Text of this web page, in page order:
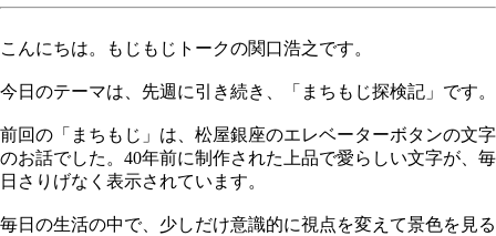
こんにちは。もじもじトークの関口浩之です。
今日のテーマは、先週に引き続き、「まちもじ探検記」です。
前回の「まちもじ」は、松屋銀座のエレベーターボタンの文字
のお話でした。40年前に制作された上品で愛らしい文字が、毎
日さりげなく表示されています。
毎日の生活の中で、少しだけ意識的に視点を変えて景色を見る